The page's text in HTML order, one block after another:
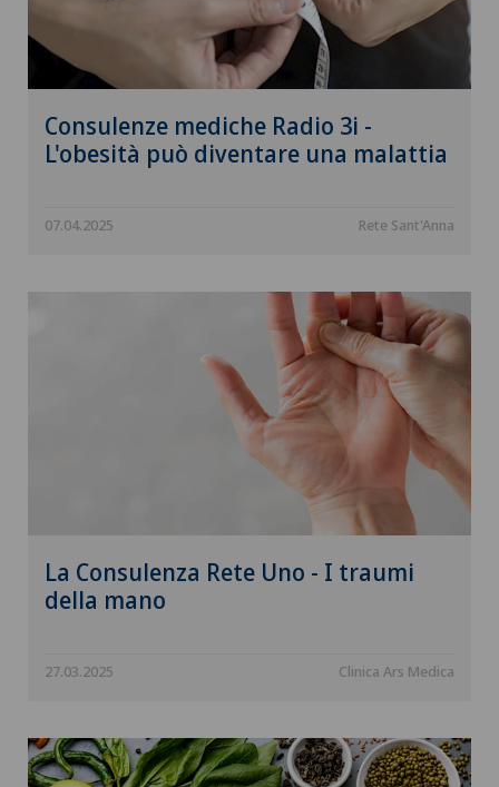
Consulenze mediche Radio 3i -
L'obesità può diventare una malattia
07.04.2025 Rete Sant'Anna
La Consulenza Rete Uno - I traumi
della mano
27.03.2025 Clinica Ars Medica